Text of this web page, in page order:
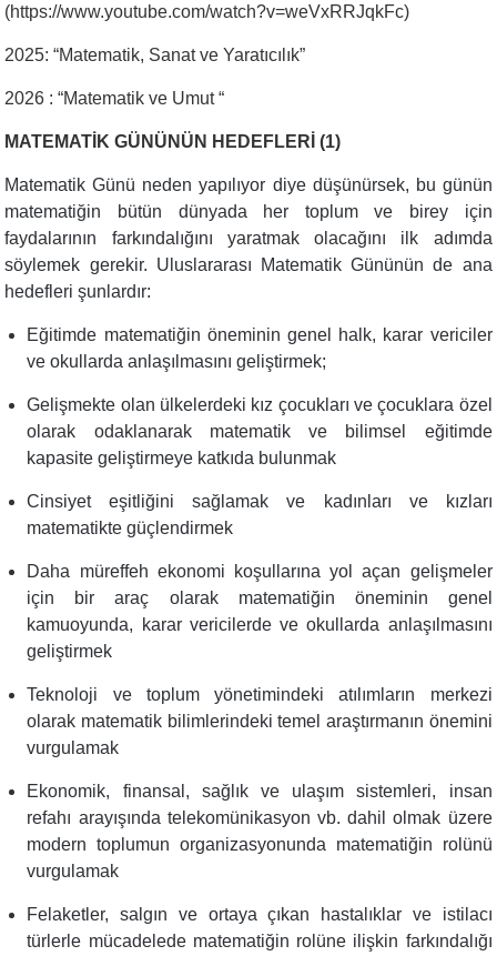
(https://www.youtube.com/watch?v=weVxRRJqkFc)
2025: “Matematik, Sanat ve Yaratıcılık”
2026 : “Matematik ve Umut “
MATEMATİK GÜNÜNÜN HEDEFLERİ (1)
Matematik Günü neden yapılıyor diye düşünürsek, bu günün
matematiğin bütün dünyada her toplum ve birey için
faydalarının farkındalığını yaratmak olacağını ilk adımda
söylemek gerekir. Uluslararası Matematik Gününün de ana
hedefleri şunlardır:
Eğitimde matematiğin öneminin genel halk, karar vericiler
ve okullarda anlaşılmasını geliştirmek;
Gelişmekte olan ülkelerdeki kız çocukları ve çocuklara özel
olarak odaklanarak matematik ve bilimsel eğitimde
kapasite geliştirmeye katkıda bulunmak
Cinsiyet eşitliğini sağlamak ve kadınları ve kızları
matematikte güçlendirmek
Daha müreffeh ekonomi koşullarına yol açan gelişmeler
için bir araç olarak matematiğin öneminin genel
kamuoyunda, karar vericilerde ve okullarda anlaşılmasını
geliştirmek
Teknoloji ve toplum yönetimindeki atılımların merkezi
olarak matematik bilimlerindeki temel araştırmanın önemini
vurgulamak
Ekonomik, finansal, sağlık ve ulaşım sistemleri, insan
refahı arayışında telekomünikasyon vb. dahil olmak üzere
modern toplumun organizasyonunda matematiğin rolünü
vurgulamak
Felaketler, salgın ve ortaya çıkan hastalıklar ve istilacı
türlerle mücadelede matematiğin rolüne ilişkin farkındalığı